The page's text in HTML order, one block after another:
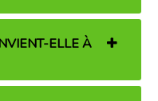
ELLE À